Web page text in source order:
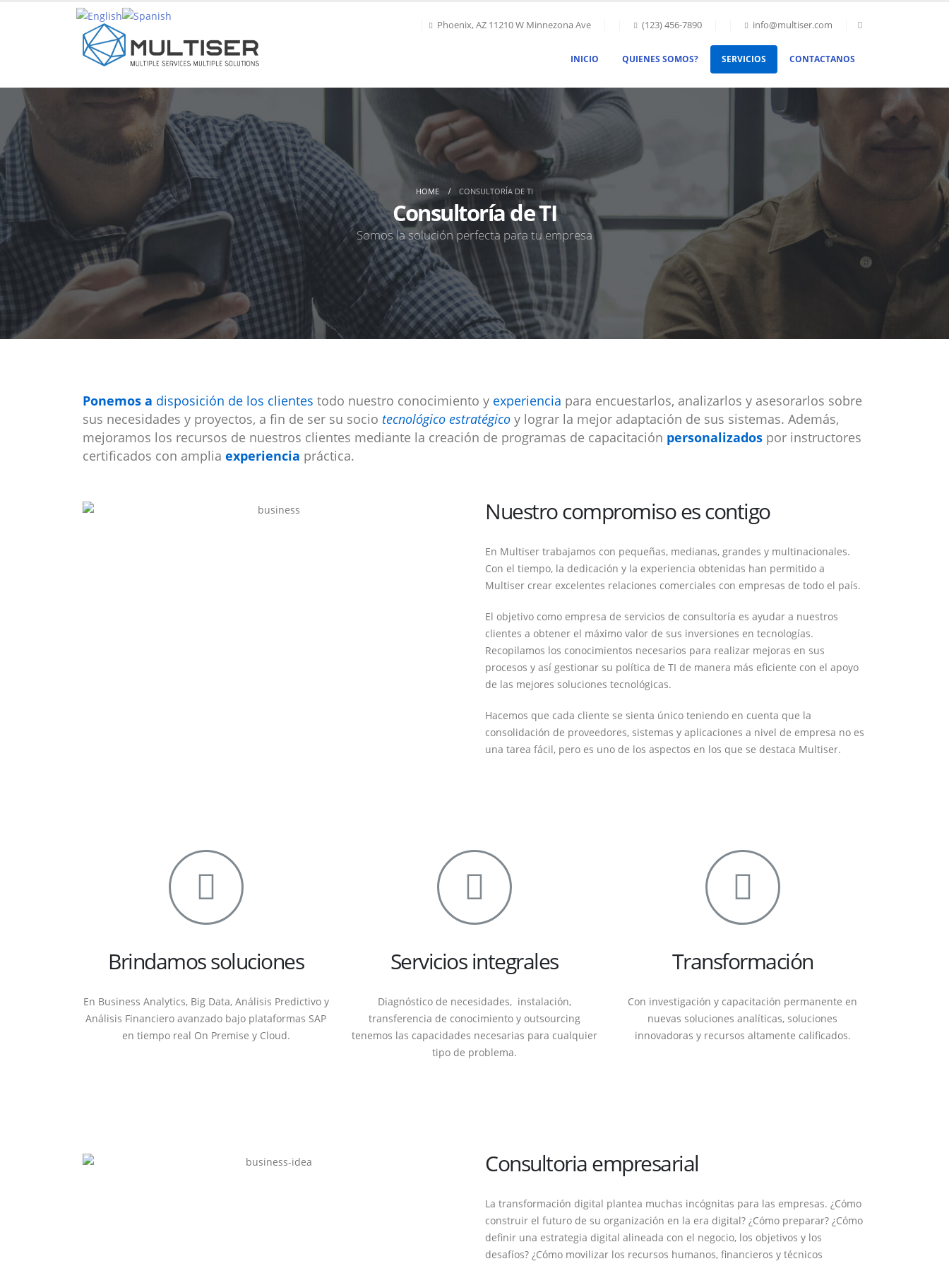
Phoenix, AZ 11210 W Minnezona Ave (123) 456-7890 info@multiser.com
INICIO QUIENES SOMOS? SERVICIOS CONTACTANOS
HOME CONSULTORÍA DE TI
Consultoría de TI
Somos la solución perfecta para tu empresa
Ponemos a disposición de los clientes todo nuestro conocimiento y experiencia para encuestarlos, analizarlos y asesorarlos sobre
sus necesidades y proyectos, a fin de ser su socio tecnológico estratégico y lograr la mejor adaptación de sus sistemas. Además,
mejoramos los recursos de nuestros clientes mediante la creación de programas de capacitación personalizados por instructores
certificados con amplia experiencia práctica.
Nuestro compromiso es contigo
En Multiser trabajamos con pequeñas, medianas, grandes y multinacionales.
Con el tiempo, la dedicación y la experiencia obtenidas han permitido a
Multiser crear excelentes relaciones comerciales con empresas de todo el país.
El objetivo como empresa de servicios de consultoría es ayudar a nuestros
clientes a obtener el máximo valor de sus inversiones en tecnologías.
Recopilamos los conocimientos necesarios para realizar mejoras en sus
procesos y así gestionar su política de TI de manera más eficiente con el apoyo
de las mejores soluciones tecnológicas.
Hacemos que cada cliente se sienta único teniendo en cuenta que la
consolidación de proveedores, sistemas y aplicaciones a nivel de empresa no es
una tarea fácil, pero es uno de los aspectos en los que se destaca Multiser.
Brindamos soluciones
En Business Analytics, Big Data, Análisis Predictivo y
Análisis Financiero avanzado bajo plataformas SAP
en tiempo real On Premise y Cloud.
Servicios integrales
Diagnóstico de necesidades, instalación,
transferencia de conocimiento y outsourcing
tenemos las capacidades necesarias para cualquier
tipo de problema.
Transformación
Con investigación y capacitación permanente en
nuevas soluciones analíticas, soluciones
innovadoras y recursos altamente calificados.
Consultoria empresarial
La transformación digital plantea muchas incógnitas para las empresas. ¿Cómo
construir el futuro de su organización en la era digital? ¿Cómo preparar? ¿Cómo
definir una estrategia digital alineada con el negocio, los objetivos y los
desafíos? ¿Cómo movilizar los recursos humanos, financieros y técnicos
SÍGUENOS